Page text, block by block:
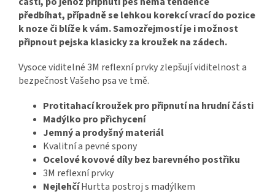
předbíhat, případně se lehkou korekcí vrací do pozice
k noze či blíže k vám.Samozřejmostí je i možnost
připnout pejska klasicky za kroužek na zádech.
Vysoce viditelné 3M reflexní prvky zlepšují viditelnost a
bezpečnost Vašeho psa ve tmě.
Protitahací kroužek pro připnutí na hrudní části
Madýlko pro přichycení
Jemný a prodyšný materiál
Kvalitní a pevné spony
Ocelové kovové díly bez barevného postřiku
3M reflexní prvky
NejlehčíHurtta postroj s madýlkem